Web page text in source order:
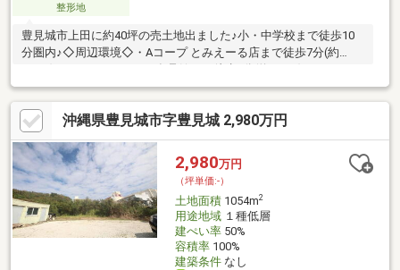
整形地
豊見城市上田に約40坪の売土地出ました♪小・中学校まで徒歩10
分圏内♪◇周辺環境◇・Aコープ とみえーる店まで徒歩7分(約
豊見城宜保店まで徒歩11分(約850m)・ミドリ薬品 豊見城店まで
徒歩12分(約900m)・サンエー豊見城ウィングシティまで徒歩14分
(約1100m)・ダイレックス豊見城店まで徒歩18分(約1400m)
沖縄県豊見城市字豊見城 2,980万円
2,980万円
（坪単価:-）
土地面積1054m2
用途地域１種低層
建ぺい率50%
容積率100%
建築条件なし